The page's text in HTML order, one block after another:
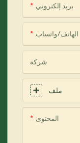
بريد إلكتروني
الهاتف/واتساب
شركة
ملف
المحتوى